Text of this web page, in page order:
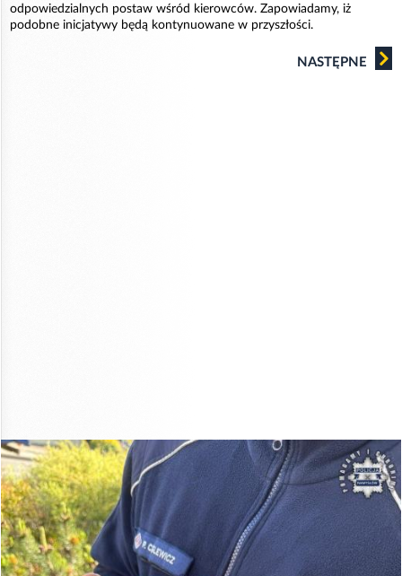
odpowiedzialnych postaw wśród kierowców. Zapowiadamy, iż
podobne inicjatywy będą kontynuowane w przyszłości.
NASTĘPNE